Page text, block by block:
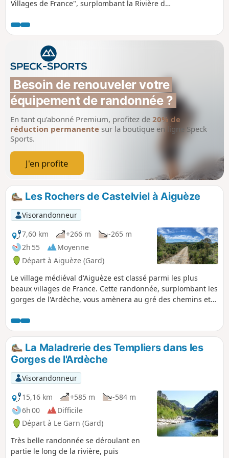
Villages de France", surplombant la Rivière de
belvédère sur l'affluent du Rhône.
Besoin de renouveler votre
équipement de randonnée ?
En tant qu’abonné Premium, profitez de 20% de
réduction permanente sur la boutique en ligne Speck
Sports.
J'en profite
Les Rochers de Castelviel à Aiguèze
Visorandonneur
7,60 km
+266 m
-265 m
2h 55
Moyenne
Départ à Aiguèze (Gard)
Le village médiéval d'Aiguèze est classé parmi les plus
beaux villages de France. Cette randonnée, surplombant les
gorges de l'Ardèche, vous amènera au gré des chemins et
de vignes.
La Maladrerie des Templiers dans les
Gorges de l'Ardèche
Visorandonneur
15,16 km
+585 m
-584 m
6h 00
Difficile
Départ à Le Garn (Gard)
Très belle randonnée se déroulant en
partie le long de la rivière, puis